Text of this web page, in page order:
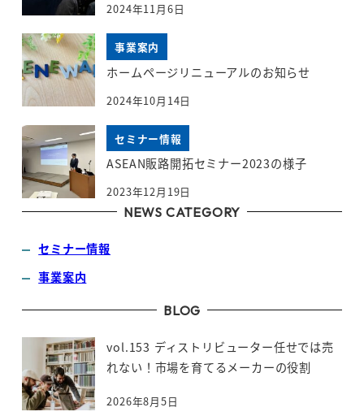
2024年11月6日
事業案内
ホームページリニューアルのお知らせ
2024年10月14日
セミナー情報
ASEAN販路開拓セミナー2023の様子
2023年12月19日
NEWS CATEGORY
セミナー情報
事業案内
BLOG
vol.153 ディストリビューター任せでは売
れない！市場を育てるメーカーの役割
2026年8月5日